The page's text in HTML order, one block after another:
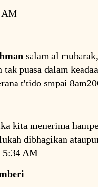
AM
salam al
tak puasa dalam
t'tido smpai
kita menerima
dibhagikan
5:34 AM